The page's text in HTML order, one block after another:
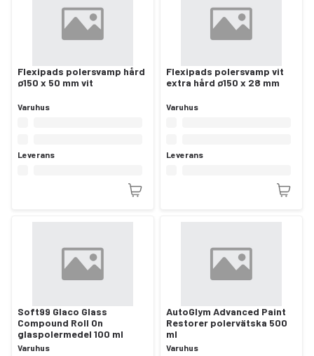
Flexipads polersvamp hård
ø150 x 50 mm vit
Varuhus
Leverans
Flexipads polersvamp vit
extra hård ø150 x 28 mm
Varuhus
Leverans
Soft99 Glaco Glass
Compound Roll On
glaspolermedel 100 ml
Varuhus
AutoGlym Advanced Paint
Restorer polervätska 500
ml
Varuhus